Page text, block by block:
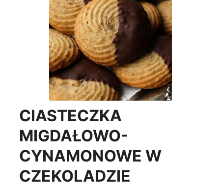
CIASTECZKA
MIGDAŁOWO-
CYNAMONOWE W
CZEKOLADZIE